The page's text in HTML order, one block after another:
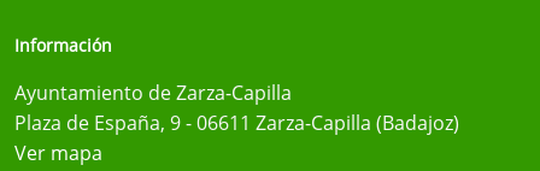
Información
Ayuntamiento de Zarza-Capilla
Plaza de España, 9 - 06611 Zarza-Capilla (Badajoz)
Ver mapa